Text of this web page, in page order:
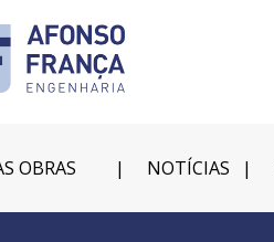
OBRAS NOTÍCIAS